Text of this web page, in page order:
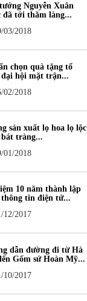
Nguyễn Xuân
đã tới thăm làng...
03/2018
chọn quà tặng tổ
đại hội mặt trận...
02/2018
sản xuất lọ hoa lọ lộc
tràng...
01/2018
10 năm thành lập
thông tin điện tử...
12/2017
dẫn đường đi từ Hà
Gốm sứ Hoàn Mỹ...
10/2017